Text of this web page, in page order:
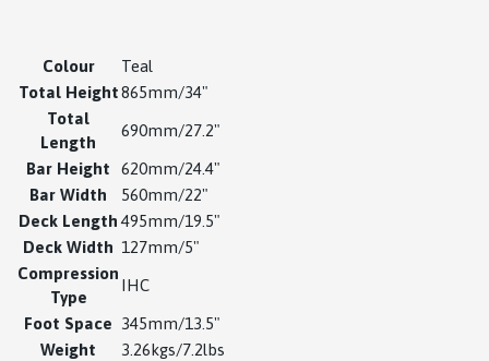
Colour
Teal
Total Height865mm/34"
Total
Length
690mm/27.2"
Bar Height
620mm/24.4"
Bar Width
560mm/22"
Deck Length 495mm/19.5"
Deck Width 127mm/5"
Compression
Type
IHC
Foot Space 345mm/13.5"
Weight
3.26kgs/7.2lbs